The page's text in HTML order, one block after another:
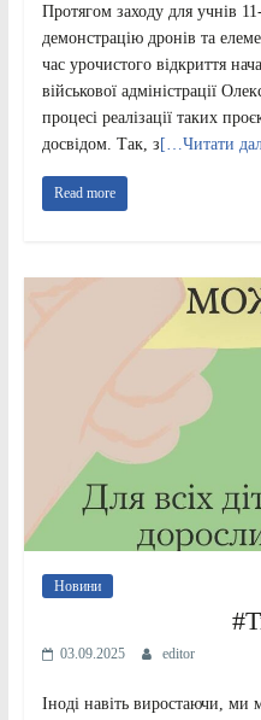
Протягом заходу для учнів
демонстрацію дронів та
час урочистого відкриття
військової адміністрації
процесі реалізації таких
досвідом. Так, з […Читати
Read more
Новини
03.09.2025 editor
Іноді навіть виростаючи,